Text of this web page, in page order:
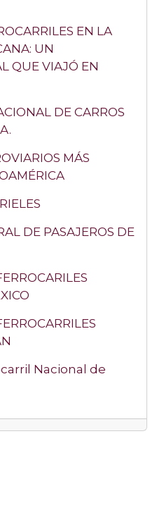
EN LA
UN
QUE VIAJÓ EN
DE CARROS
MÁS
DE PASAJEROS DE
Nacional de